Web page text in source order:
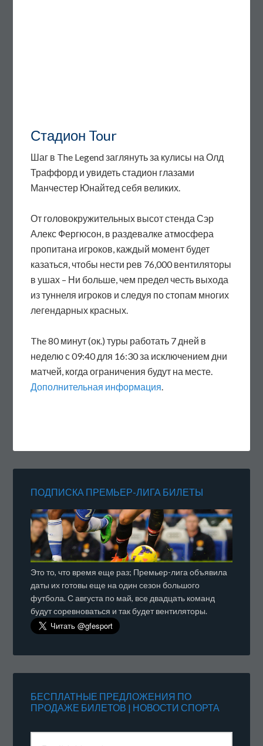
Стадион Tour
Шаг в The Legend заглянуть за кулисы на Олд
Траффорд и увидеть стадион глазами
Манчестер Юнайтед себя великих.
От головокружительных высот стенда Сэр
Алекс Фергюсон, в раздевалке атмосфера
пропитана игроков, каждый момент будет
казаться, чтобы нести рев 76,000 вентиляторы
в ушах – Ни больше, чем предел честь выхода
из туннеля игроков и следуя по стопам многих
легендарных красных.
The 80 минут (ок.) туры работать 7 дней в
неделю с 09:40 для 16:30 за исключением дни
матчей, когда ограничения будут на месте.
Дополнительная информация
ПОДПИСКА ПРЕМЬЕР-ЛИГА БИЛЕТЫ
Это то, что время еще раз; Премьер-лига объявила
даты их готовы еще на один сезон большого
футбола. С августа по май, все двадцать команд
будут соревноваться и так будет вентиляторы.
БЕСПЛАТНЫЕ ПРЕДЛОЖЕНИЯ ПО
ПРОДАЖЕ БИЛЕТОВ | НОВОСТИ СПОРТА